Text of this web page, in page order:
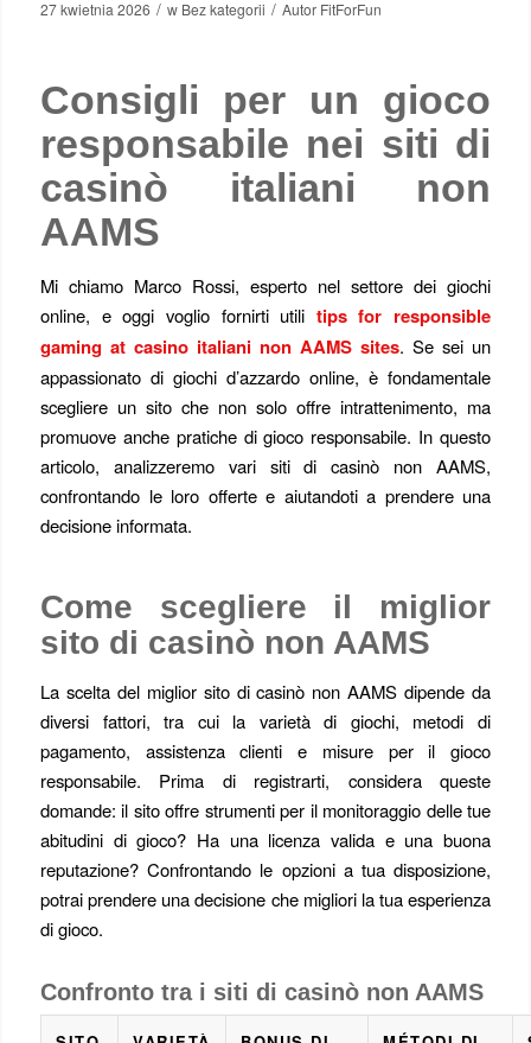
27 kwietnia 2026 / w Bez kategorii / Autor FitForFun
Consigli per un gioco
responsabile nei siti di
casinò italiani non
AAMS
Mi chiamo Marco Rossi, esperto nel settore dei giochi
online, e oggi voglio fornirti utili tips for responsible
gaming at casino italiani non AAMS sites. Se sei un
appassionato di giochi d’azzardo online, è fondamentale
scegliere un sito che non solo offre intrattenimento, ma
promuove anche pratiche di gioco responsabile. In questo
articolo, analizzeremo vari siti di casinò non AAMS,
confrontando le loro offerte e aiutandoti a prendere una
decisione informata.
Come scegliere il miglior
sito di casinò non AAMS
La scelta del miglior sito di casinò non AAMS dipende da
diversi fattori, tra cui la varietà di giochi, metodi di
pagamento, assistenza clienti e misure per il gioco
responsabile. Prima di registrarti, considera queste
domande: il sito offre strumenti per il monitoraggio delle tue
abitudini di gioco? Ha una licenza valida e una buona
reputazione? Confrontando le opzioni a tua disposizione,
potrai prendere una decisione che migliori la tua esperienza
di gioco.
Confronto tra i siti di casinò non AAMS